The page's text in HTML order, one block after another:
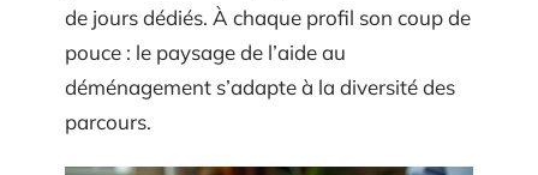
de jours dédiés. À chaque profil son coup de
pouce : le paysage de l’aide au
déménagement s’adapte à la diversité des
parcours.